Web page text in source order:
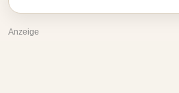
Anzeige